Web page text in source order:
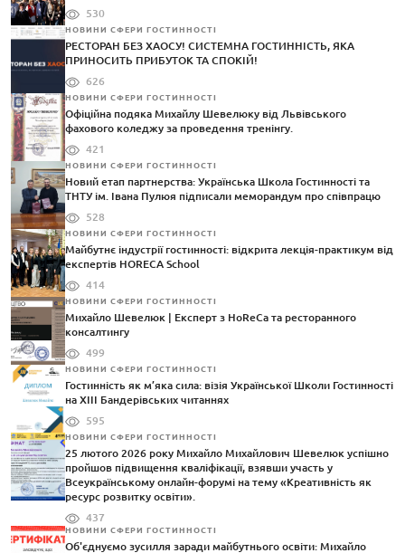
530
НОВИНИ СФЕРИ ГОСТИННОСТІ
РЕСТОРАН БЕЗ ХАОСУ! СИСТЕМНА ГОСТИННІСТЬ, ЯКА
ПРИНОСИТЬ ПРИБУТОК ТА СПОКІЙ!
626
НОВИНИ СФЕРИ ГОСТИННОСТІ
Офіційна подяка Михайлу Шевелюку від Львівського
фахового коледжу за проведення тренінгу.
421
НОВИНИ СФЕРИ ГОСТИННОСТІ
Новий етап партнерства: Українська Школа Гостинності та
ТНТУ ім. Івана Пулюя підписали меморандум про співпрацю
528
НОВИНИ СФЕРИ ГОСТИННОСТІ
Майбутнє індустрії гостинності: відкрита лекція-практикум від
експертів HORECA School
414
НОВИНИ СФЕРИ ГОСТИННОСТІ
Михайло Шевелюк | Експерт з HoReCa та ресторанного
консалтингу
499
НОВИНИ СФЕРИ ГОСТИННОСТІ
Гостинність як м’яка сила: візія Української Школи Гостинності
на XIII Бандерівських читаннях
595
НОВИНИ СФЕРИ ГОСТИННОСТІ
25 лютого 2026 року Михайло Михайлович Шевелюк успішно
пройшов підвищення кваліфікації, взявши участь у
Всеукраїнському онлайн-форумі на тему «Креативність як
ресурс розвитку освіти».
437
НОВИНИ СФЕРИ ГОСТИННОСТІ
Об'єднуємо зусилля заради майбутнього освіти: Михайло